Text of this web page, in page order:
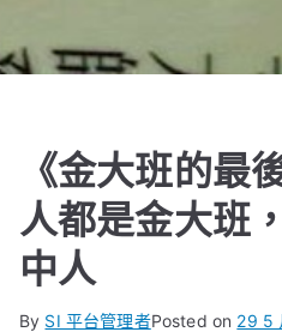
《金大班的最
人都是金大班
中人
By SI 平台管理者Posted on 29 5